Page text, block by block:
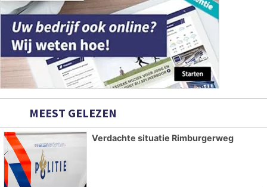
MEEST GELEZEN
Verdachte situatie Rimburgerweg